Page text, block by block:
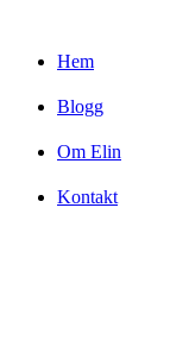
Hem
Blogg
Om Elin
Kontakt